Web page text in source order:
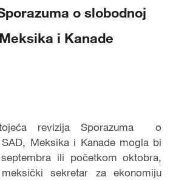
o slobodnoj
i Kanade
revizija Sporazuma o
Meksika i Kanade mogla bi
ili početkom oktobra,
sekretar za ekonomiju